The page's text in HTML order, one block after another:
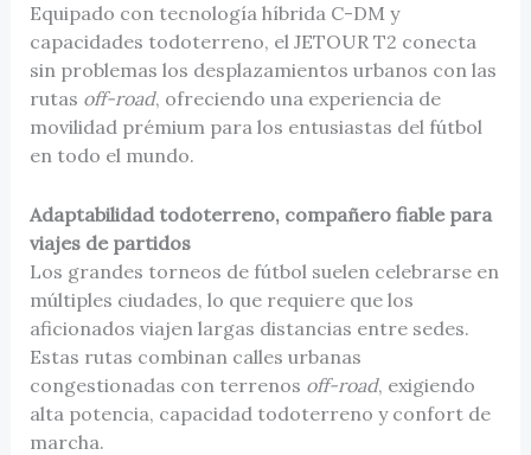
Equipado con tecnología híbrida C-DM y
capacidades todoterreno, el JETOUR T2 conecta
sin problemas los desplazamientos urbanos con las
rutas off-road, ofreciendo una experiencia de
movilidad prémium para los entusiastas del fútbol
en todo el mundo.
Adaptabilidad todoterreno, compañero fiable para
viajes de partidos
Los grandes torneos de fútbol suelen celebrarse en
múltiples ciudades, lo que requiere que los
aficionados viajen largas distancias entre sedes.
Estas rutas combinan calles urbanas
congestionadas con terrenos off-road, exigiendo
alta potencia, capacidad todoterreno y confort de
marcha.